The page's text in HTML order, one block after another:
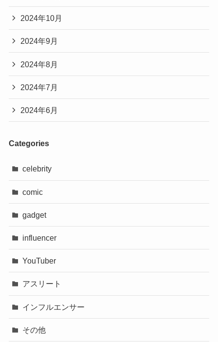
2024年10月
2024年9月
2024年8月
2024年7月
2024年6月
Categories
celebrity
comic
gadget
influencer
YouTuber
アスリート
インフルエンサー
その他